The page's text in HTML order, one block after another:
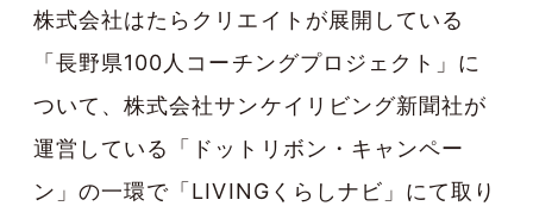
株式会社はたらクリエイトが展開している
「長野県100人コーチングプロジェクト」に
ついて、株式会社サンケイリビング新聞社が
運営している「ドットリボン・キャンペー
ン」の一環で「LIVINGくらしナビ」にて取り